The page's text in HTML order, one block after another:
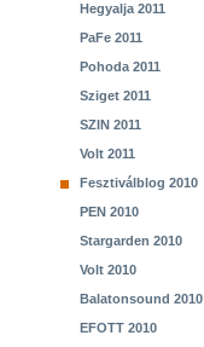
Hegyalja 2011
PaFe 2011
Pohoda 2011
Sziget 2011
SZIN 2011
Volt 2011
Fesztiválblog 2010
PEN 2010
Stargarden 2010
Volt 2010
Balatonsound 2010
EFOTT 2010